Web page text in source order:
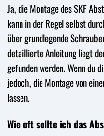
Ja, die Montage des SKF
kann in der Regel selbst
über grundlegende
detaillierte Anleitung liegt
gefunden werden. Wenn du
jedoch, die Montage von
lassen.
Wie oft sollte ich das